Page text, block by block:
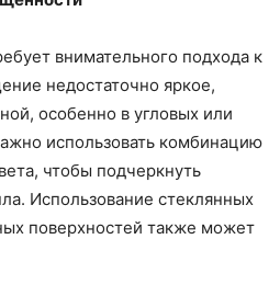
внимательного подхода к
недостаточно яркое,
особенно в угловых или
использовать комбинацию
чтобы подчеркнуть
Использование стеклянных
поверхностей также может